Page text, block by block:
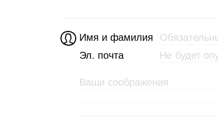
Имя и фамилия
Эл. почта